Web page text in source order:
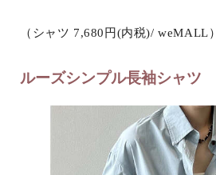
（シャツ 7,680円(内税)/ weMALL）
ルーズシンプル長袖シャツ